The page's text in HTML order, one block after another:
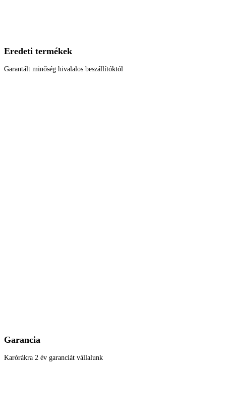
Eredeti termékek
Garantált minőség hivalalos beszállítóktól
Garancia
Karórákra 2 év garanciát vállalunk